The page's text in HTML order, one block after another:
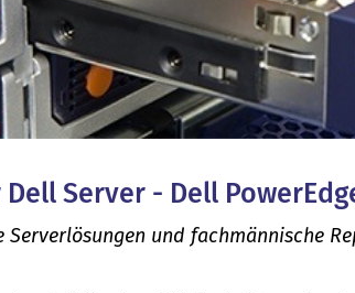
Server - Dell
Serverlösungen und fachmännische